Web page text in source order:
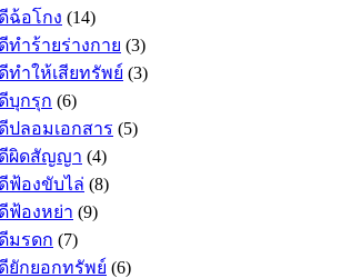
ฉ้อโกง (14)
ำร้ายร่างกาย (3)
ำให้เสียทรัพย์ (3)
บุกรุก (6)
ลอมเอกสาร (5)
ผิดสัญญา (4)
ฟ้องขับไล่ (8)
ฟ้องหย่า (9)
มรดก (7)
ยักยอกทรัพย์ (6)